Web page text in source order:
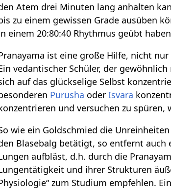
Atem drei Minuten lang anhalten
zu einem gewissen Grade ausüben
einem 20:80:40 Rhythmus geübt
ist eine große Hilfe, nicht
vedantischer Schüler, der
auf das glückselige Selbst
Purusha oderIsvara
und versuchen zu
wie ein Goldschmied die
Blasebalg betätigt, so entfernt auch
aufbläst, d.h. durch die
und ihrer Strukturen
zum Studium empfehlen.